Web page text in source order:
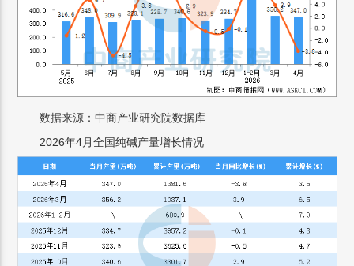
数据来源：中商产业研究院数据库
2026年4月全国纯碱产量增长情况